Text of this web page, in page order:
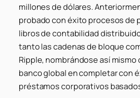
millones de dólares.
probado con éxito procesos de
libros de contabilidad
tanto las cadenas de bloque
Ripple, nombrándose así mismo
banco global en completar con
préstamos corporativos